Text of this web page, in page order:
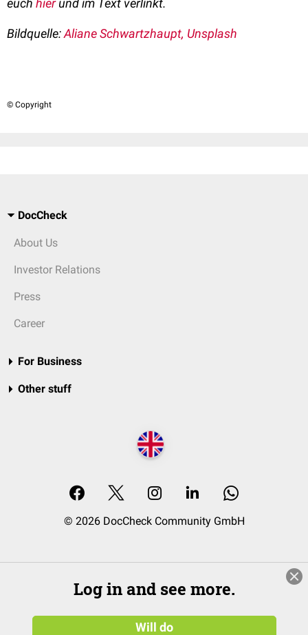
euch hierund im Text verlinkt.
Bildquelle:Aliane Schwartzhaupt, Unsplash
© Copyright
DocCheck
About Us
Investor Relations
Press
Career
For Business
Other stuff
© 2026 DocCheck Community GmbH
Log in and see more.
Will do